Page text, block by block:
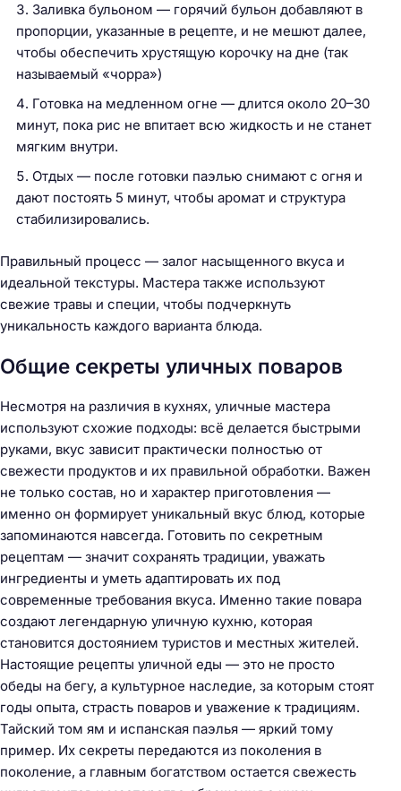
Заливка бульоном — горячий бульон добавляют в
пропорции, указанные в рецепте, и не мешют далее,
чтобы обеспечить хрустящую корочку на дне (так
называемый «чорра»)
Готовка на медленном огне — длится около 20–30
минут, пока рис не впитает всю жидкость и не станет
мягким внутри.
Отдых — после готовки паэлью снимают с огня и
дают постоять 5 минут, чтобы аромат и структура
стабилизировались.
Правильный процесс — залог насыщенного вкуса и
идеальной текстуры. Мастера также используют
свежие травы и специи, чтобы подчеркнуть
уникальность каждого варианта блюда.
Общие секреты уличных поваров
Несмотря на различия в кухнях, уличные мастера
используют схожие подходы: всё делается быстрыми
руками, вкус зависит практически полностью от
свежести продуктов и их правильной обработки. Важен
не только состав, но и характер приготовления —
именно он формирует уникальный вкус блюд, которые
запоминаются навсегда. Готовить по секретным
рецептам — значит сохранять традиции, уважать
ингредиенты и уметь адаптировать их под
современные требования вкуса. Именно такие повара
создают легендарную уличную кухню, которая
становится достоянием туристов и местных жителей.
Настоящие рецепты уличной еды — это не просто
обеды на бегу, а культурное наследие, за которым стоят
годы опыта, страсть поваров и уважение к традициям.
Тайский том ям и испанская паэлья — яркий тому
пример. Их секреты передаются из поколения в
поколение, а главным богатством остается свежесть